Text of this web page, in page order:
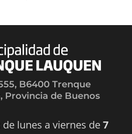
B6400 Trenque
Provincia de Buenos
de lunes a viernes de7